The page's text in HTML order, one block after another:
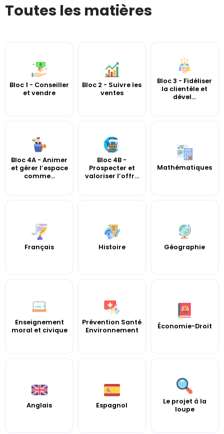
Toutes les matières
Bloc 1 - Conseiller
et vendre
Bloc 2 - Suivre les
ventes
Bloc 3 - Fidéliser
la clientèle et
dével...
Bloc 4A - Animer
et gérer l’espace
comme...
Bloc 4B -
Prospecter et
valoriser l’offr...
Mathématiques
Français Histoire Géographie
Enseignement
moral et civique
Prévention Santé
Environnement
Économie-Droit
Anglais Espagnol
Le projet à la
loupe